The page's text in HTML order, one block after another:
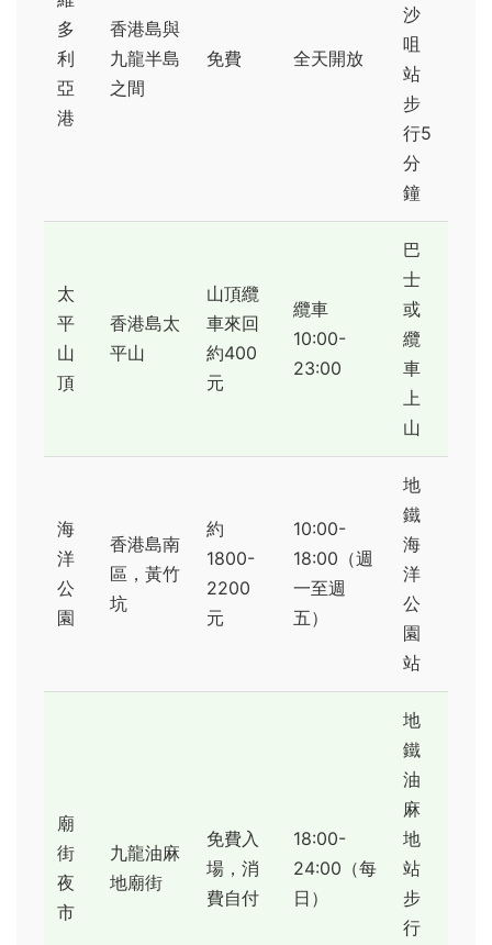
多
利
亞
港
香港島與
九龍半島
之間
免費 全天開放
沙
咀
站
步
行5
分
鐘
太
平
山
頂
香港島太
平山
山頂纜
車來回
約400
元
纜車
10:00-
23:00
巴
士
或
纜
車
上
山
海
洋
公
園
香港島南
區，黃竹
坑
約
1800-
2200
元
10:00-
18:00（週
一至週
五）
地
鐵
海
洋
公
園
站
廟
街
夜
市
九龍油麻
地廟街
免費入
場，消
費自付
18:00-
24:00（每
日）
地
鐵
油
麻
地
站
步
行